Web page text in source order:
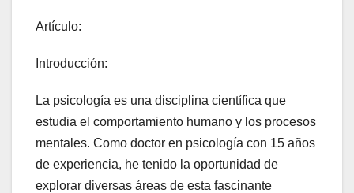
Artículo:
Introducción:
La psicología es una disciplina científica que
estudia el comportamiento humano y los procesos
mentales. Como doctor en psicología con 15 años
de experiencia, he tenido la oportunidad de
explorar diversas áreas de esta fascinante